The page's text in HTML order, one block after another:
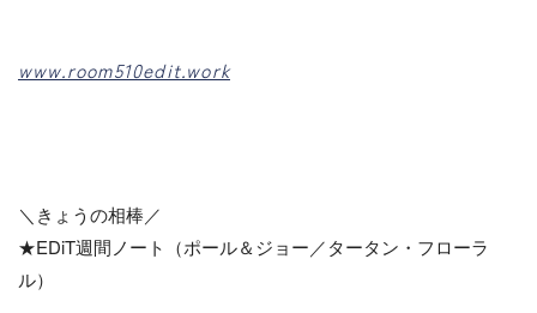
www.room510edit.work
＼きょうの相棒／
★EDiT週間ノート（ポール＆ジョー／タータン・フローラ
ル）